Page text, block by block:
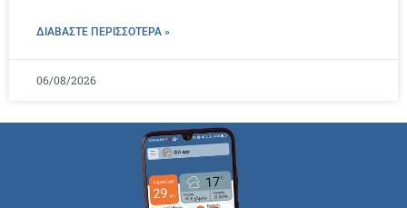
ΔΙΑΒΑΣΤΕ ΠΕΡΙΣΣΌΤΕΡΑ »
06/08/2026